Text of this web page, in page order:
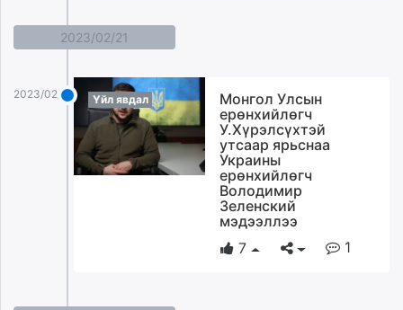
2023/02/21
2023/02/21 Үйл явдал
Монгол Улсын
ерөнхийлөгч
У.Хүрэлсүхтэй
утсаар ярьснаа
Украины
ерөнхийлөгч
Володимир
Зеленский
мэдээллээ
7
1